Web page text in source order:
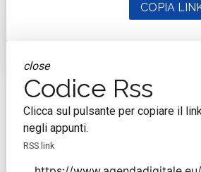
COPIA
close
Codice Rss
Clicca sul pulsante per copiare il
negli appunti.
RSS link